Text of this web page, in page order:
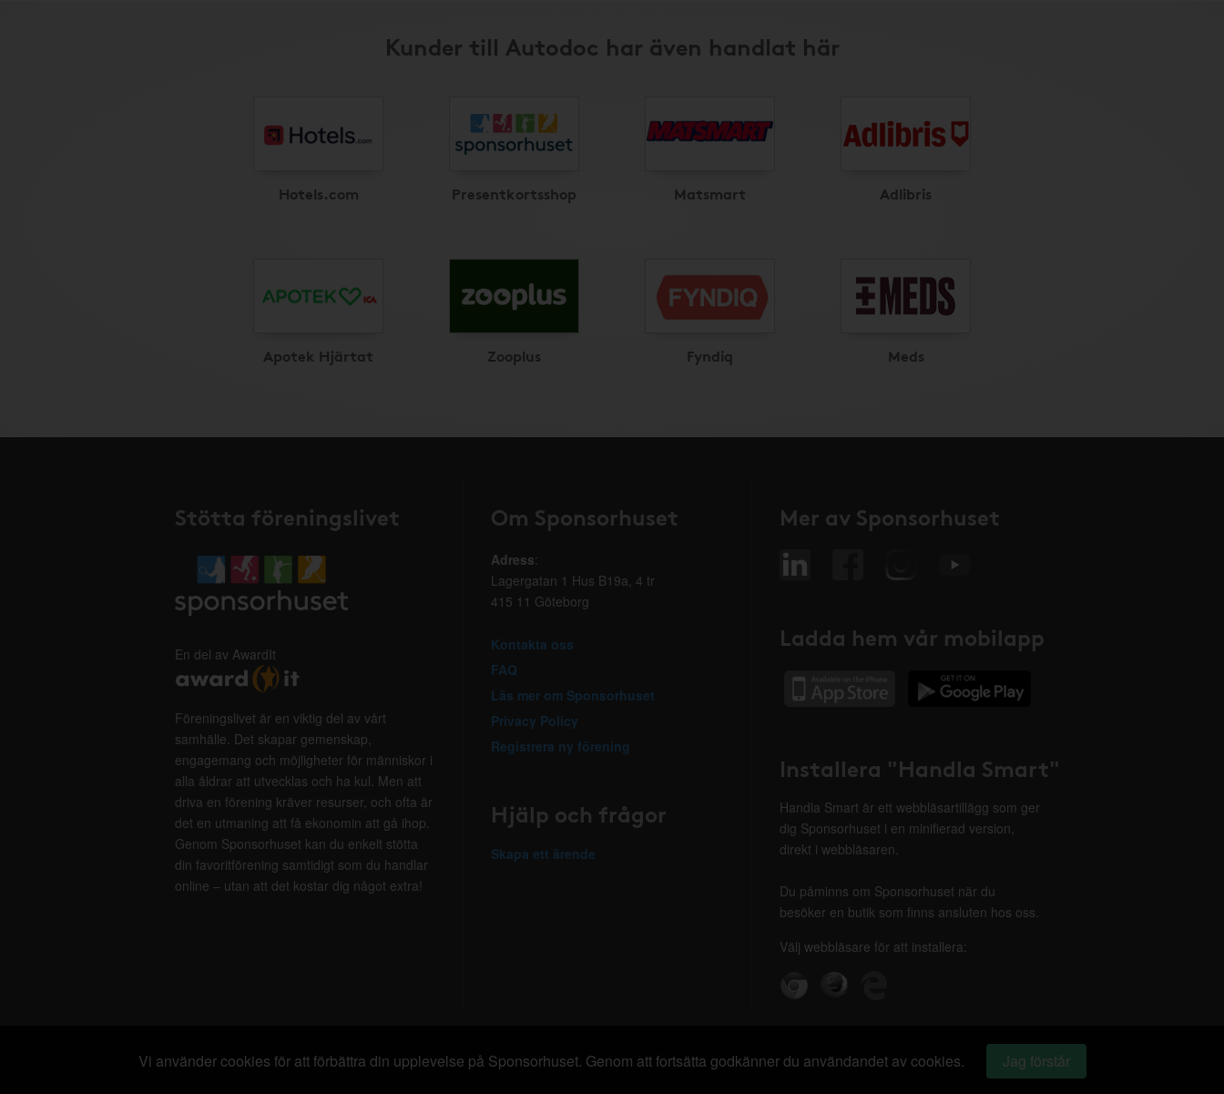
Kunder till Autodoc har även handlat här
Hotels.com Presentkortsshop Matsmart Adlibris
Apotek Hjärtat Zooplus Fyndiq Meds
Stötta föreningslivet
En del av AwardIt
Föreningslivet är en viktig del av vårt
samhälle. Det skapar gemenskap,
engagemang och möjligheter för människor i
alla åldrar att utvecklas och ha kul. Men att
driva en förening kräver resurser, och ofta är
det en utmaning att få ekonomin att gå ihop.
Genom Sponsorhuset kan du enkelt stötta
din favoritförening samtidigt som du handlar
online – utan att det kostar dig något extra!
Om Sponsorhuset
Adress:
Lagergatan 1 Hus B19a, 4 tr
415 11 Göteborg
Kontakta oss
FAQ
Läs mer om Sponsorhuset
Privacy Policy
Registrera ny förening
Hjälp och frågor
Skapa ett ärende
Mer av Sponsorhuset
Ladda hem vår mobilapp
Installera "Handla Smart"
Handla Smart är ett webbläsartillägg som ger
dig Sponsorhuset i en minifierad version,
direkt i webbläsaren.
Du påminns om Sponsorhuset när du
besöker en butik som finns ansluten hos oss.
Välj webbläsare för att installera:
Vi använder cookies för att förbättra din upplevelse på Sponsorhuset. Genom att fortsätta godkänner du användandet av cookies. Jag förstår